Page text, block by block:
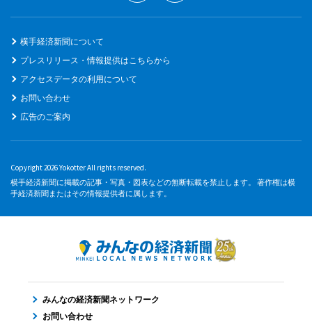
横手経済新聞について
プレスリリース・情報提供はこちらから
アクセスデータの利用について
お問い合わせ
広告のご案内
Copyright 2026 Yokotter All rights reserved.
横手経済新聞に掲載の記事・写真・図表などの無断転載を禁止します。 著作権は横
手経済新聞またはその情報提供者に属します。
みんなの経済新聞ネットワーク
お問い合わせ